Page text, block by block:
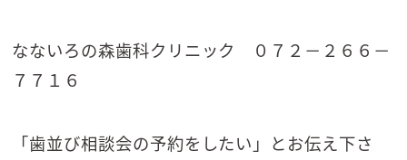
なないろの森歯科クリニック ０７２－２６６－
７７１６
「歯並び相談会の予約をしたい」とお伝え下さ